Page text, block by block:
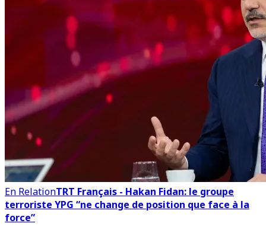
En RelationTRT Français - Hakan Fidan: le groupe
terroriste YPG “ne change de position que face à la
force”